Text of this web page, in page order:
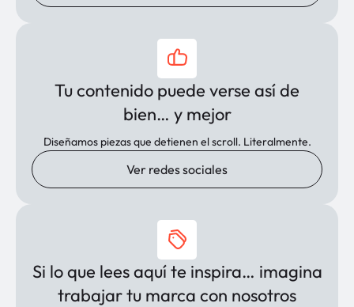
Tu contenido puede verse así de
bien… y mejor
Diseñamos piezas que detienen el scroll. Literalmente.
Ver redes sociales
Si lo que lees aquí te inspira… imagina
trabajar tu marca con nosotros